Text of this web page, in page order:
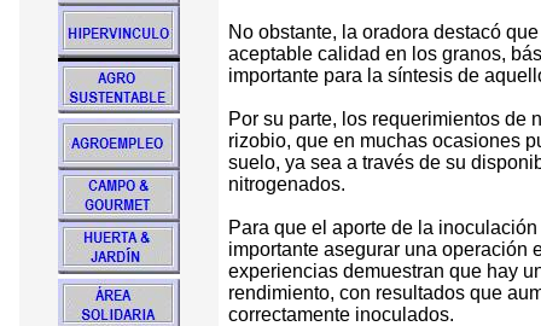
No obstante, la oradora destacó
aceptable calidad en los granos,
importante para la síntesis de
Por su parte, los requerimientos de
rizobio, que en muchas ocasiones
suelo, ya sea a través de su
nitrogenados.
Para que el aporte de la
importante asegurar una operación
experiencias demuestran que hay
rendimiento, con resultados que
correctamente inoculados.